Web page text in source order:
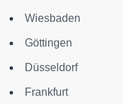
Wiesbaden
Göttingen
Düsseldorf
Frankfurt